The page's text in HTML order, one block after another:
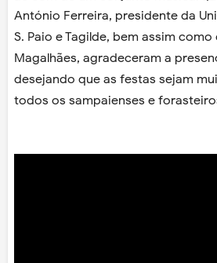
António Ferreira, presidente da
S. Paio e Tagilde, bem assim
Magalhães, agradeceram a
desejando que as festas sejam
todos os sampaienses e